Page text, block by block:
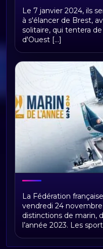
les ultim partent
Monde
Le 7 janvier 2024, ils
à s'élancer de Brest,
solitaire, qui tentera
d'Ouest [...]
Marin de l'année
La Fédération
vendredi 24
distinctions de marin,
l’année 2023. Les